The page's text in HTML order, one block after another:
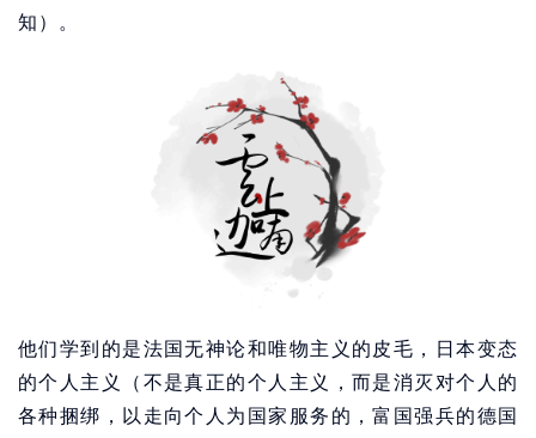
知）。
他们学到的是法国无神论和唯物主义的皮毛，日本变态
的个人主义（不是真正的个人主义，而是消灭对个人的
各种捆绑，以走向个人为国家服务的，富国强兵的德国